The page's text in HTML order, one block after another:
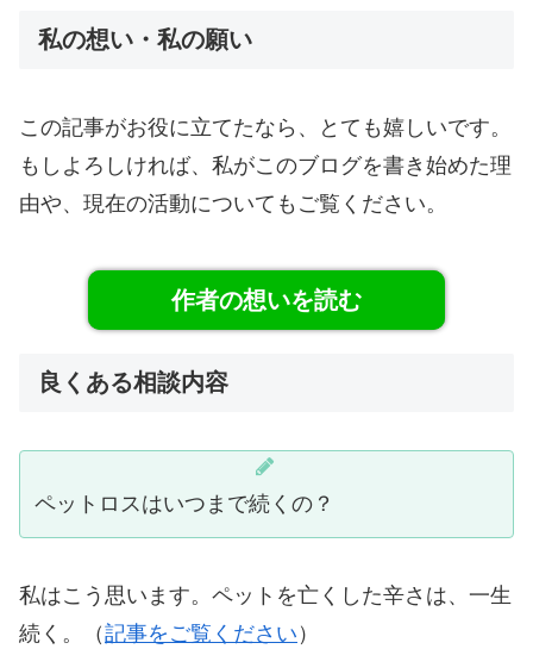
私の想い・私の願い
この記事がお役に立てたなら、とても嬉しいです。
もしよろしければ、私がこのブログを書き始めた理
由や、現在の活動についてもご覧ください。
作者の想いを読む
良くある相談内容
ペットロスはいつまで続くの？
私はこう思います。ペットを亡くした辛さは、一生
続く。（記事をご覧ください ）